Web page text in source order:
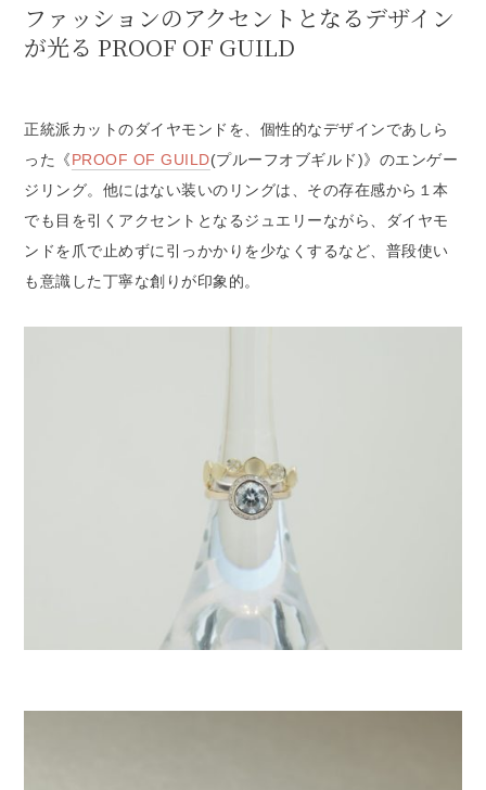
ファッションのアクセントとなるデザイン
が光る PROOF OF GUILD
正統派カットのダイヤモンドを、個性的なデザインであしら
った《PROOF OF GUILD(プルーフオブギルド)》のエンゲー
ジリング。他にはない装いのリングは、その存在感から１本
でも目を引くアクセントとなるジュエリーながら、ダイヤモ
ンドを爪で止めずに引っかかりを少なくするなど、普段使い
も意識した丁寧な創りが印象的。